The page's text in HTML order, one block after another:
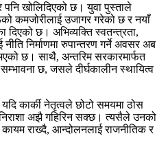
खोलिदिएको छ। युवा पुस्ताले
कमजोरीलाई उजागर गरेको छ र नयाँ
दिएको छ। अभिव्यक्ति स्वतन्त्रता,
नीति निर्माणमा रुपान्तरण गर्ने अवसर अब
छ। साथै, अन्तरिम सरकारमार्फत
छ, जसले दीर्घकालीन स्थायित्व
कार्की नेतृत्वले छोटो समयमा ठोस
अझै गहिरिन सक्छ। त्यसैले उनको
कायम राख्दै, आन्दोलनलाई राजनीतिक र